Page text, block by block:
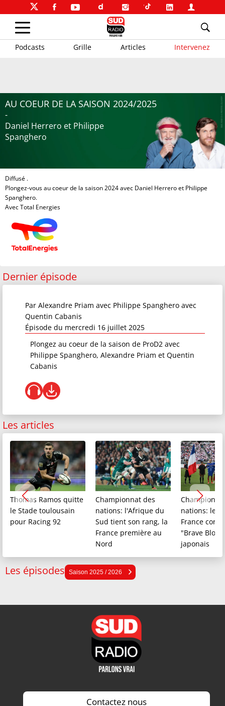
Podcasts Grille Articles Intervenez
AU COEUR DE LA SAISON 2024/2025
-
Daniel Herrero et Philippe
Spanghero
Diffusé .
Plongez-vous au coeur de la saison 2024 avec Daniel Herrero et Philippe
Spanghero.
Avec Total Energies
Dernier épisode
Par Alexandre Priam avec Philippe Spanghero avec
Quentin Cabanis
Épisode du mercredi 16 juillet 2025
Plongez au coeur de la saison de ProD2 avec
Philippe Spanghero, Alexandre Priam et Quentin
Cabanis
Les articles
Thomas Ramos quitte
le Stade toulousain
pour Racing 92
Championnat des
nations: l'Afrique du
Sud tient son rang, la
France première au
Nord
nations: le
France
"Brave
japonais
Les épisodes Saison 2025 / 2026
Saison 2023 / 2024
Contactez nous